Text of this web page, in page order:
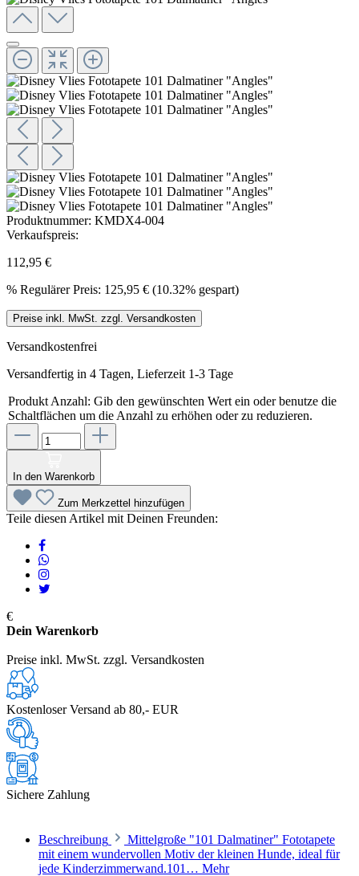
Produktnummer: KMDX4-004
Verkaufspreis:
112,95 €
% Regulärer Preis: 125,95 € (10.32% gespart)
Preise inkl. MwSt. zzgl. Versandkosten
Versandkostenfrei
Versandfertig in 4 Tagen, Lieferzeit 1-3 Tage
Produkt Anzahl: Gib den gewünschten Wert ein oder benutze die
Schaltflächen um die Anzahl zu erhöhen oder zu reduzieren.
In den Warenkorb
Zum Merkzettel hinzufügen
Teile diesen Artikel mit Deinen Freunden:
€
Dein Warenkorb
Preise inkl. MwSt. zzgl. Versandkosten
Kostenloser Versand ab 80,- EUR
Sichere Zahlung
Beschreibung
Mittelgroße "101 Dalmatiner" Fototapete
mit einem wundervollen Motiv der kleinen Hunde, ideal für
jede Kinderzimmerwand.101… Mehr